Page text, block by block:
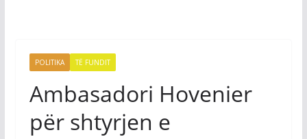
POLITIKA TË FUNDIT
​Ambasadori Hovenier
për shtyrjen e